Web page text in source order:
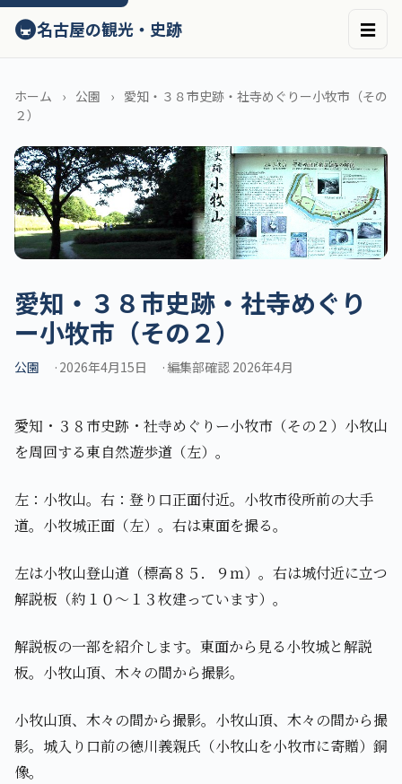
ン
テ
へ
ス
ッ
プ
🚇名古屋の観光・史跡 ☰
ホーム 公園
愛知・３８市史跡・社寺めぐりー小牧市（その
２）
愛知・３８市史跡・社寺めぐり
ー小牧市（その２）
公園 2026年4月15日 編集部確認 2026年4月
愛知・３８市史跡・社寺めぐりー小牧市（その２）小牧山
を周回する東自然遊歩道（左）。
左：小牧山。右：登り口正面付近。小牧市役所前の大手
道。小牧城正面（左）。右は東面を撮る。
左は小牧山登山道（標高８５．９ｍ）。右は城付近に立つ
解説板（約１０～１３枚建っています）。
解説板の一部を紹介します。東面から見る小牧城と解説
板。小牧山頂、木々の間から撮影。
小牧山頂、木々の間から撮影。小牧山頂、木々の間から撮
影。城入り口前の徳川義親氏（小牧山を小牧市に寄贈）銅
像。